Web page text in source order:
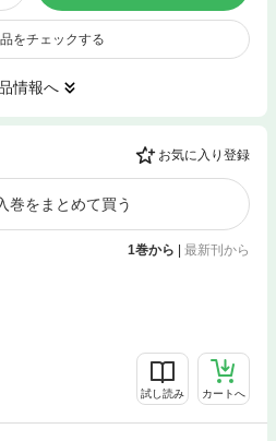
をチェックする
情報へ
お気に入り登録
巻をまとめて買う
1巻から | 最新刊から
試し読み カートへ